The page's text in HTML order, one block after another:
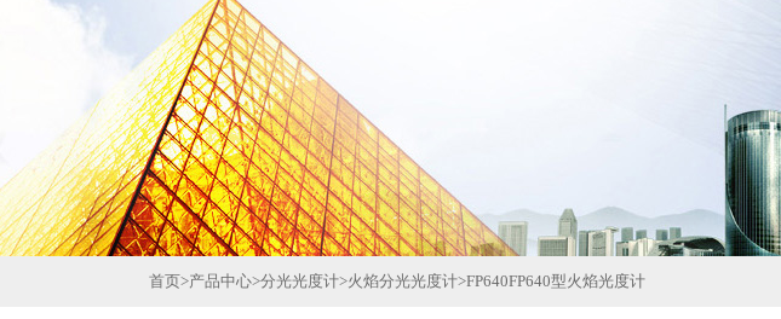
首页>产品中心>分光光度计>火焰分光光度计>FP640FP640型火焰光度计